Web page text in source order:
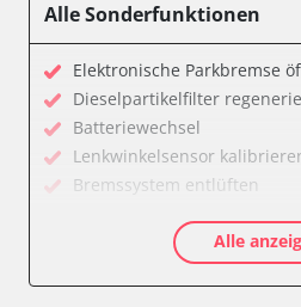
Batteriemanagement
CD-Wechsler
Command
Dachbedieneinheit (DBE)
Diagnoseschnittstelle (EOBD/
Einparkhilfe
Elektronische Zündanlage
Elektronisches
Elektronisches Wählhebel-
Alle Sonderfunktionen
Elektronische Parkbremse
Dieselpartikelfilter
Batteriewechsel
Lenkwinkelsensor
Bremssystem entlüften
Luftmassenmesser anlernen
Elektronische Parkbremse
Alle